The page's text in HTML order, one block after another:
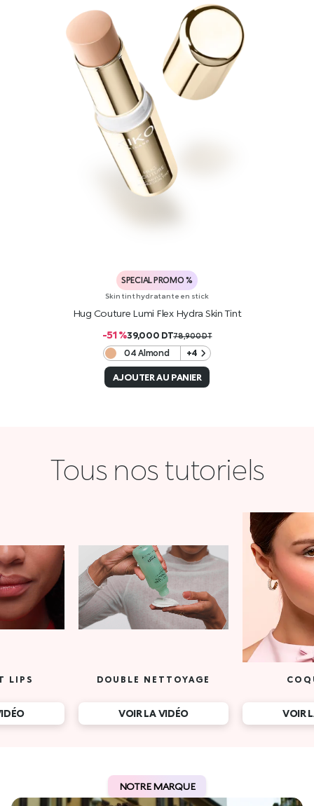
SPECIAL PROMO %
Skin tint hydratante en stick
Hug Couture Lumi Flex Hydra Skin Tint
-51 %39,000 DT78,900DT
04 Almond +4
AJOUTER AU PANIER
Tous nos tutoriels
LIPS DOUBLE NETTOYAGE
VOIR LA VIDÉO VOIR
NOTRE MARQUE